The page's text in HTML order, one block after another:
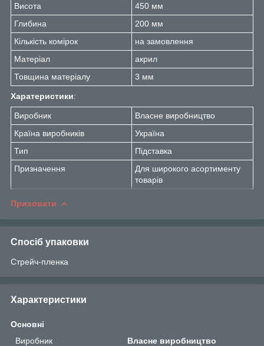
Висота
450 мм
Глибина
200 мм
Кількість комірок
на замовлення
Матеріал
акрил
Товщина матеріалу
3 мм
Харатеристики:
Виробник
Власне виробництво
Країна виробників
Україна
Тип
Підставка
Призначення
Для широкого асортименту
товарів
Приховати
Спосіб упаковки
Стрейч-пленка
Характеристики
Основні
Виробник
Власне виробництво